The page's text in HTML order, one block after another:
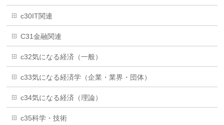
c30IT関連
C31金融関連
c32気になる経済（一般）
c33気になる経済学（企業・業界・団体）
c34気になる経済（理論）
c35科学・技術